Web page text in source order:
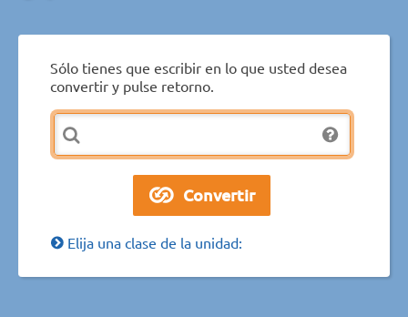
Sólo tienes que escribir en lo que usted desea
convertir y pulse retorno.
Elija una clase de la unidad: